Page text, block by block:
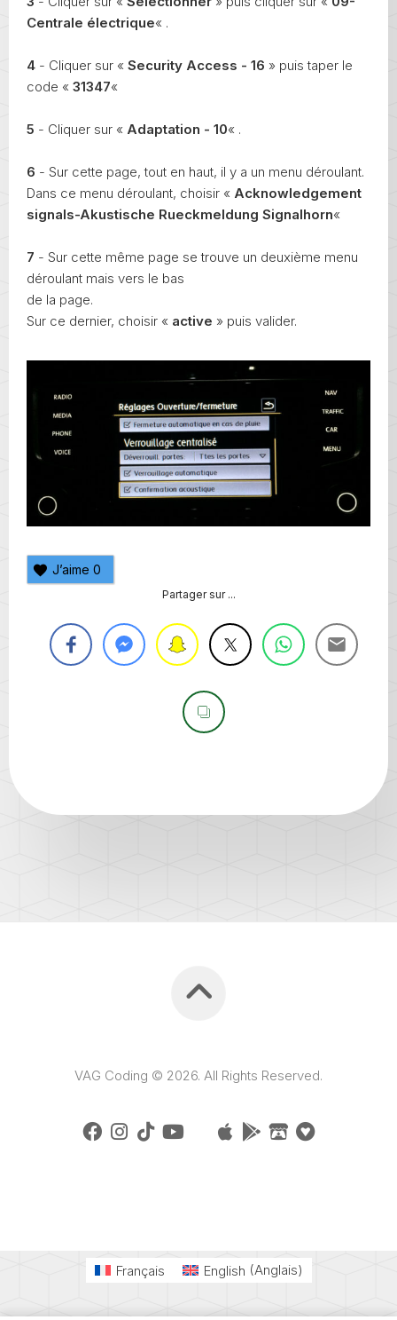
Centrale électrique« .
4 - Cliquer sur « Security Access - 16 » puis taper le
code « 31347«
5 - Cliquer sur « Adaptation - 10« .
6 - Sur cette page, tout en haut, il y a un menu déroulant.
Dans ce menu déroulant, choisir « Acknowledgement
signals-Akustische Rueckmeldung Signalhorn«
7 - Sur cette même page se trouve un deuxième menu
déroulant mais vers le bas
de la page.
Sur ce dernier, choisir « active » puis valider.
J’aime 0
Partager sur ...
VAG Coding © 2026. All Rights Reserved.
Français English (Anglais)